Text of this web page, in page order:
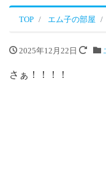
TOP エム子の部屋
2025年12月22日
さぁ！！！！